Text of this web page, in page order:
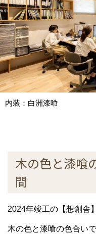
内装：白洲漆喰
木の色と漆喰
間
2024年竣工の【想創舎
木の色と漆喰の色合い